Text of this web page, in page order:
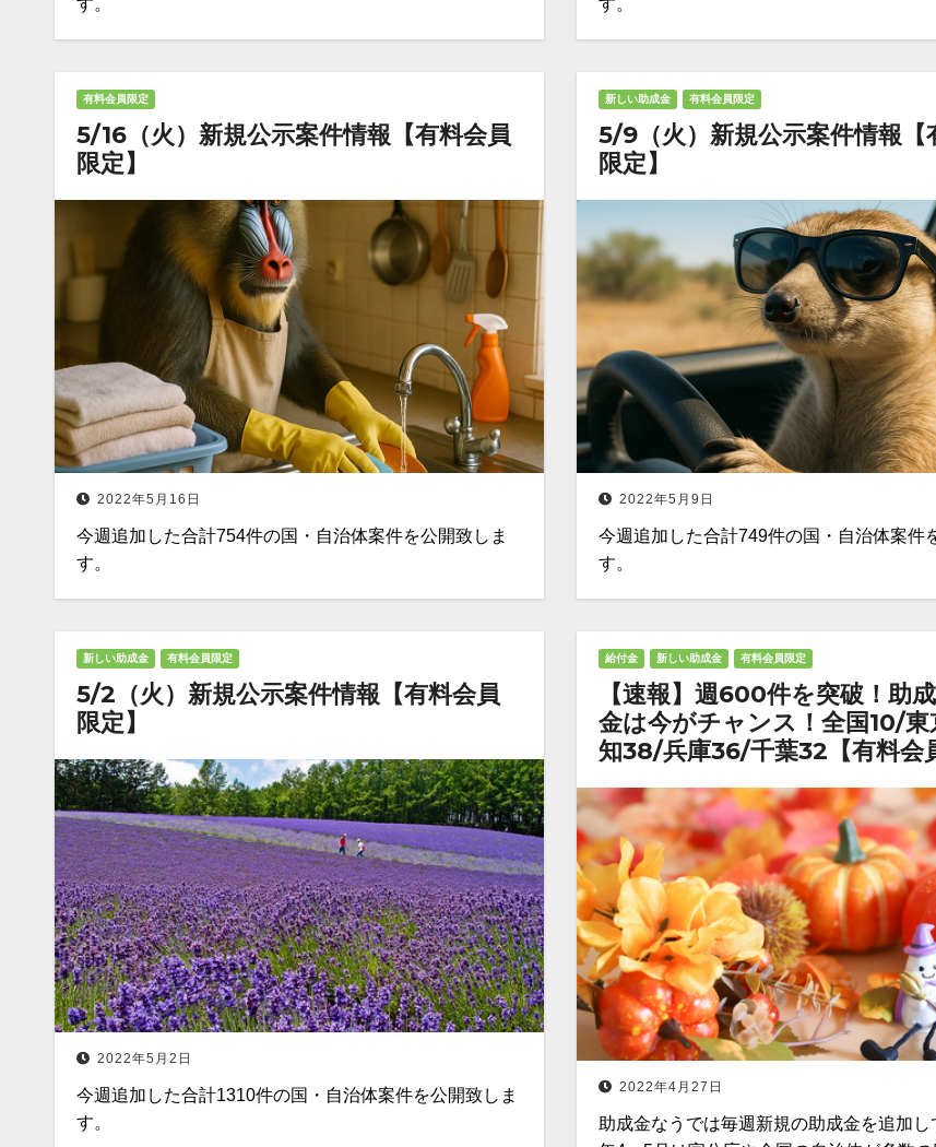
す。
す。
有料会員限定
5/16（火）新規公示案件情報【有料会員
限定】
2022年5月16日
今週追加した合計754件の国・自治体案件を公開致しま
す。
新しい助成金 有料会員限定
5/9（火）新規公示案件情報【
限定】
2022年5月9日
今週追加した合計749件の国・自治体案件
す。
新しい助成金 有料会員限定
5/2（火）新規公示案件情報【有料会員
限定】
2022年5月2日
今週追加した合計1310件の国・自治体案件を公開致しま
す。
給付金 新しい助成金 有料会員限定
【速報】週600件を突破！助
金は今がチャンス！全国10/
知38/兵庫36/千葉32【有料会
2022年4月27日
助成金なうでは毎週新規の助成金を追加し